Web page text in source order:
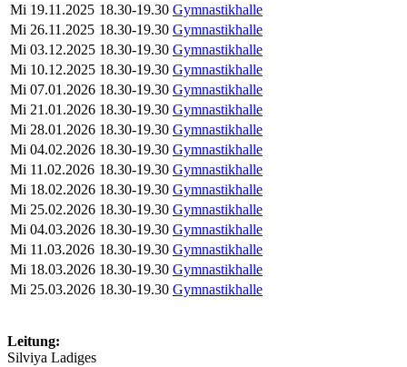
Mi 19.11.2025 18.30-19.30 Gymnastikhalle
Mi 26.11.2025 18.30-19.30 Gymnastikhalle
Mi 03.12.2025 18.30-19.30 Gymnastikhalle
Mi 10.12.2025 18.30-19.30 Gymnastikhalle
Mi 07.01.2026 18.30-19.30 Gymnastikhalle
Mi 21.01.2026 18.30-19.30 Gymnastikhalle
Mi 28.01.2026 18.30-19.30 Gymnastikhalle
Mi 04.02.2026 18.30-19.30 Gymnastikhalle
Mi 11.02.2026 18.30-19.30 Gymnastikhalle
Mi 18.02.2026 18.30-19.30 Gymnastikhalle
Mi 25.02.2026 18.30-19.30 Gymnastikhalle
Mi 04.03.2026 18.30-19.30 Gymnastikhalle
Mi 11.03.2026 18.30-19.30 Gymnastikhalle
Mi 18.03.2026 18.30-19.30 Gymnastikhalle
Mi 25.03.2026 18.30-19.30 Gymnastikhalle
Leitung:
Silviya Ladiges